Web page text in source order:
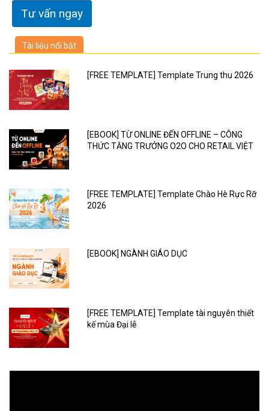
Tài liệu nổi bật
[FREE TEMPLATE] Template Trung thu 2026
[EBOOK] TỪ ONLINE ĐẾN OFFLINE – CÔNG
THỨC TĂNG TRƯỞNG O2O CHO RETAIL VIỆT
[FREE TEMPLATE] Template Chào Hè Rực Rỡ
2026
[EBOOK] NGÀNH GIÁO DỤC
[FREE TEMPLATE] Template tài nguyên thiết
kế mùa Đại lễ